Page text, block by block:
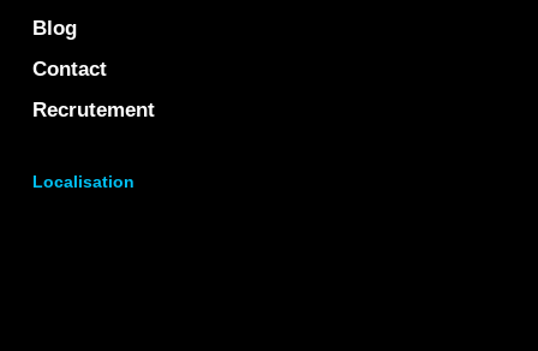
Blog
Contact
Recrutement
Localisation